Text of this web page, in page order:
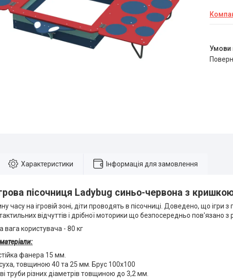
Характеристики Інформація для замовлення
пісочниця Ladybug синьо-червона з
часу на ігровій зоні, діти проводять в пісочниці. Доведено, що ігри
відчуттів і дрібної моторики що безпосередньо пов'язано з
вага користувача - 80 кг
фанера 15 мм.
товщиною 40 та 25 мм. Брус 100х100
труби різних діаметрів товщиною до 3,2 мм.